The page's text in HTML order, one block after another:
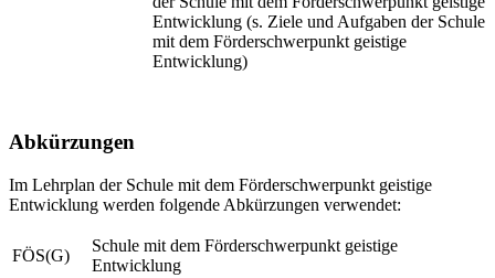
Entwicklung (s. Ziele und Aufgaben der Schule
mit dem Förderschwerpunkt geistige
Entwicklung)
Abkürzungen
Im Lehrplan der Schule mit dem Förderschwerpunkt geistige
Entwicklung werden folgende Abkürzungen verwendet:
FÖS(G)
Schule mit dem Förderschwerpunkt geistige
Entwicklung